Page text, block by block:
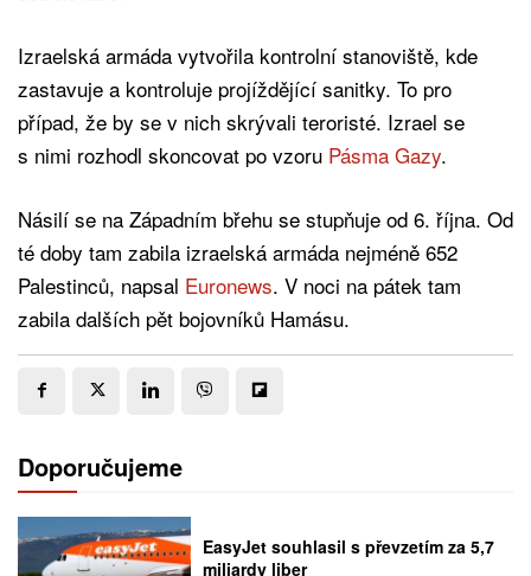
Izraelská armáda vytvořila kontrolní stanoviště, kde
zastavuje a kontroluje projíždějící sanitky. To pro
případ, že by se v nich skrývali teroristé. Izrael se
s nimi rozhodl skoncovat po vzoru Pásma Gazy.
Násilí se na Západním břehu se stupňuje od 6. října. Od
té doby tam zabila izraelská armáda nejméně 652
Palestinců, napsal Euronews. V noci na pátek tam
zabila dalších pět bojovníků Hamásu.
Doporučujeme
EasyJet souhlasil s převzetím za 5,7
miliardy liber